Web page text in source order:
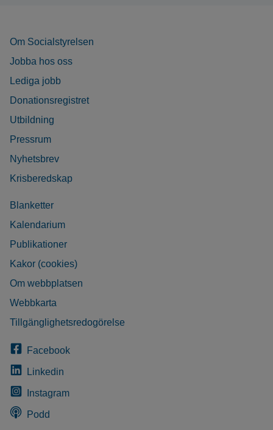
Om Socialstyrelsen
Jobba hos oss
Lediga jobb
Donationsregistret
Utbildning
Pressrum
Nyhetsbrev
Krisberedskap
Blanketter
Kalendarium
Publikationer
Kakor (cookies)
Om webbplatsen
Webbkarta
Tillgänglighetsredogörelse
Facebook
Linkedin
Instagram
Podd